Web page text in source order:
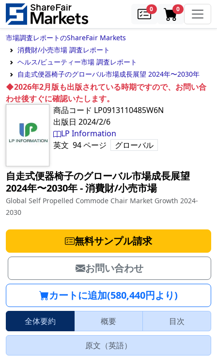
0samples0in cart
市場調査レポートのShareFair Markets
消費財/小売市場 調査レポート
ヘルス/ビューティー市場 調査レポート
自走式便器椅子のグローバル市場成長展望 2024年〜2030年
◆2026年2月版も出版されている時期ですので、お問い合
わせ後すぐに確認いたします。
商品コード LP0913110485W6N
出版日 2024/2/6
LP Information
英文 94ページ グローバル
自走式便器椅子のグローバル市場成長展望
2024年〜2030年‐消費財/小売市場
Global Self Propelled Commode Chair Market Growth 2024-
2030
無料サンプル請求
お問い合わせ
カートに追加(580,440円より)
全体要約 概要 目次
原文（英語）